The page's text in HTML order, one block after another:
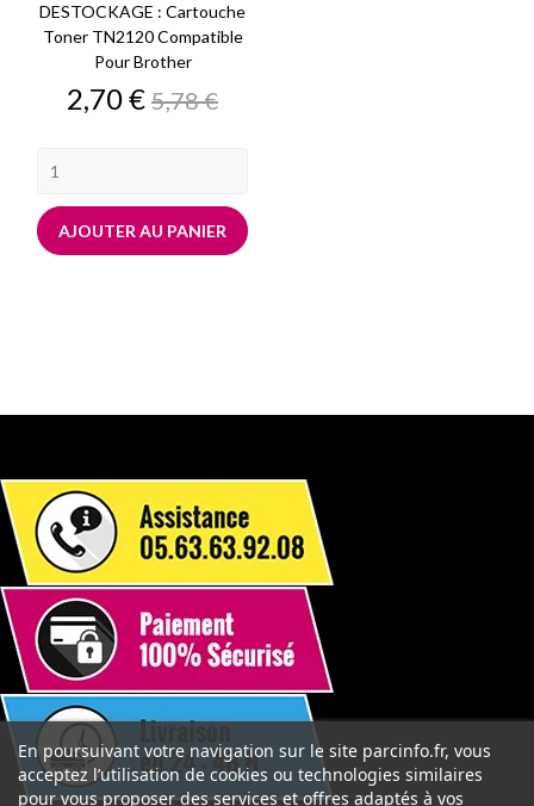
DESTOCKAGE : Cartouche
Toner TN2120 Compatible
Pour Brother
Prix
2,70 €Prix
de
5,78 €
AJOUTER AU PANIER
En poursuivant votre navigation sur le site parcinfo.fr, vous
acceptez l’utilisation de cookies ou technologies similaires
pour vous proposer des services et offres adaptés à vos